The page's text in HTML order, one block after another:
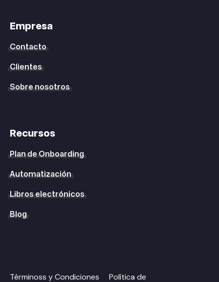
Empresa
Contacto
Clientes
Sobre nosotros
Recursos
Plan de Onboarding
Automatización
Libros electrónicos
Blog
Términoss y Condiciones Política de